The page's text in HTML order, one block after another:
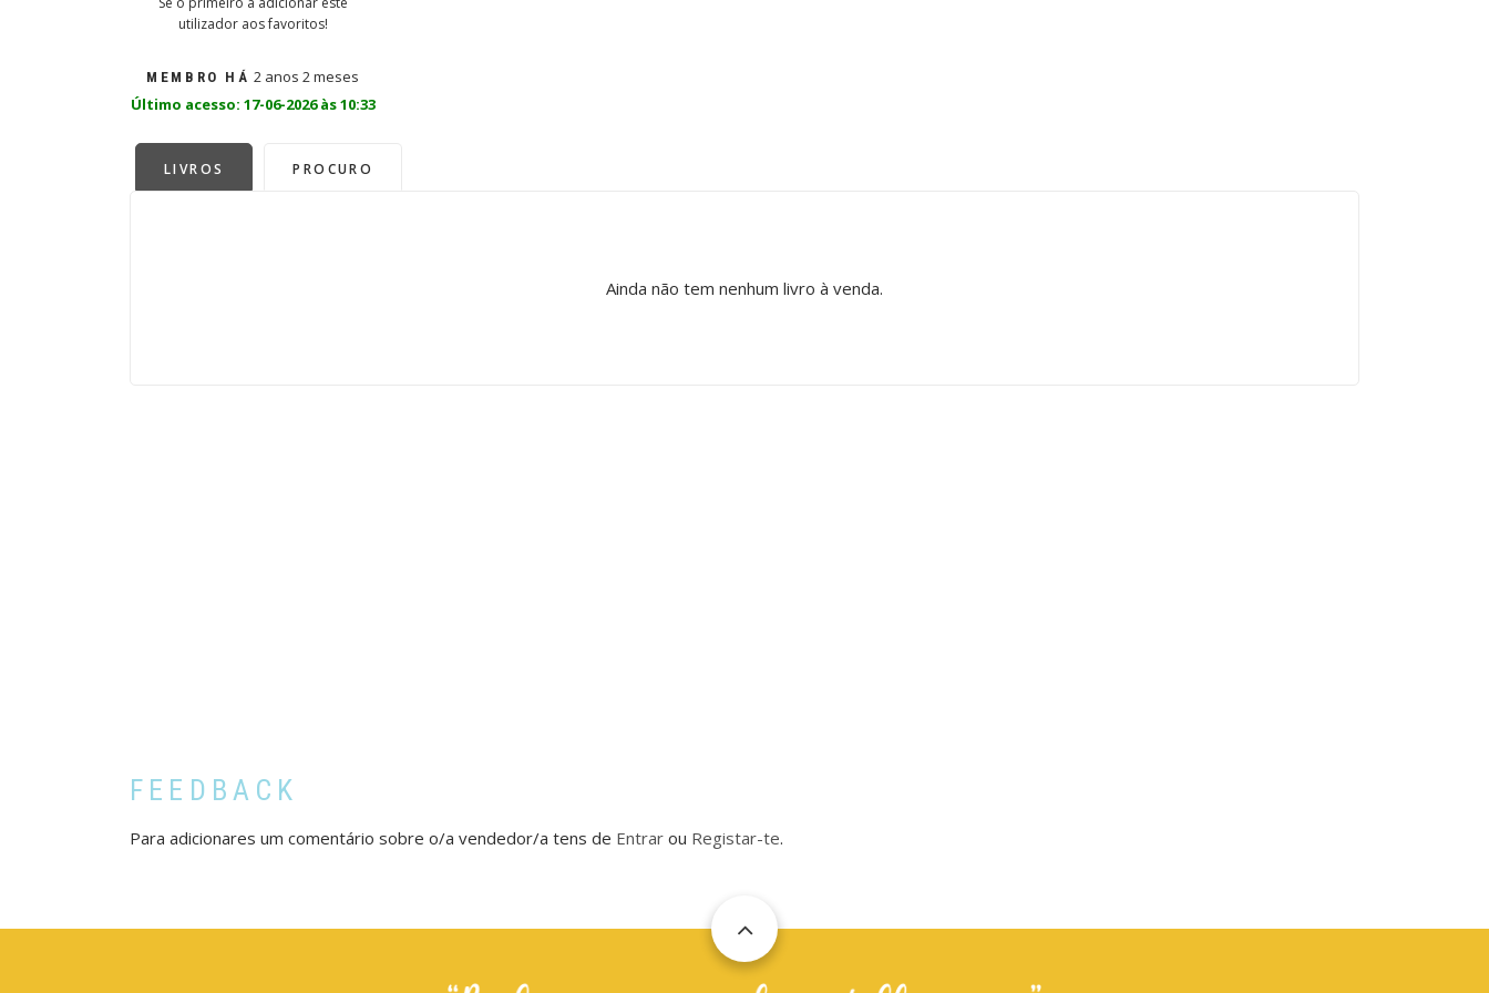
utilizador aos favoritos!
MEMBRO HÁ 2 anos 2 meses
Último acesso: 17-06-2026 às 10:33
LIVROS PROCURO
Ainda não tem nenhum livro à venda.
FEEDBACK
Para adicionares um comentário sobre o/a vendedor/a tens de Entrar ou Registar-te.